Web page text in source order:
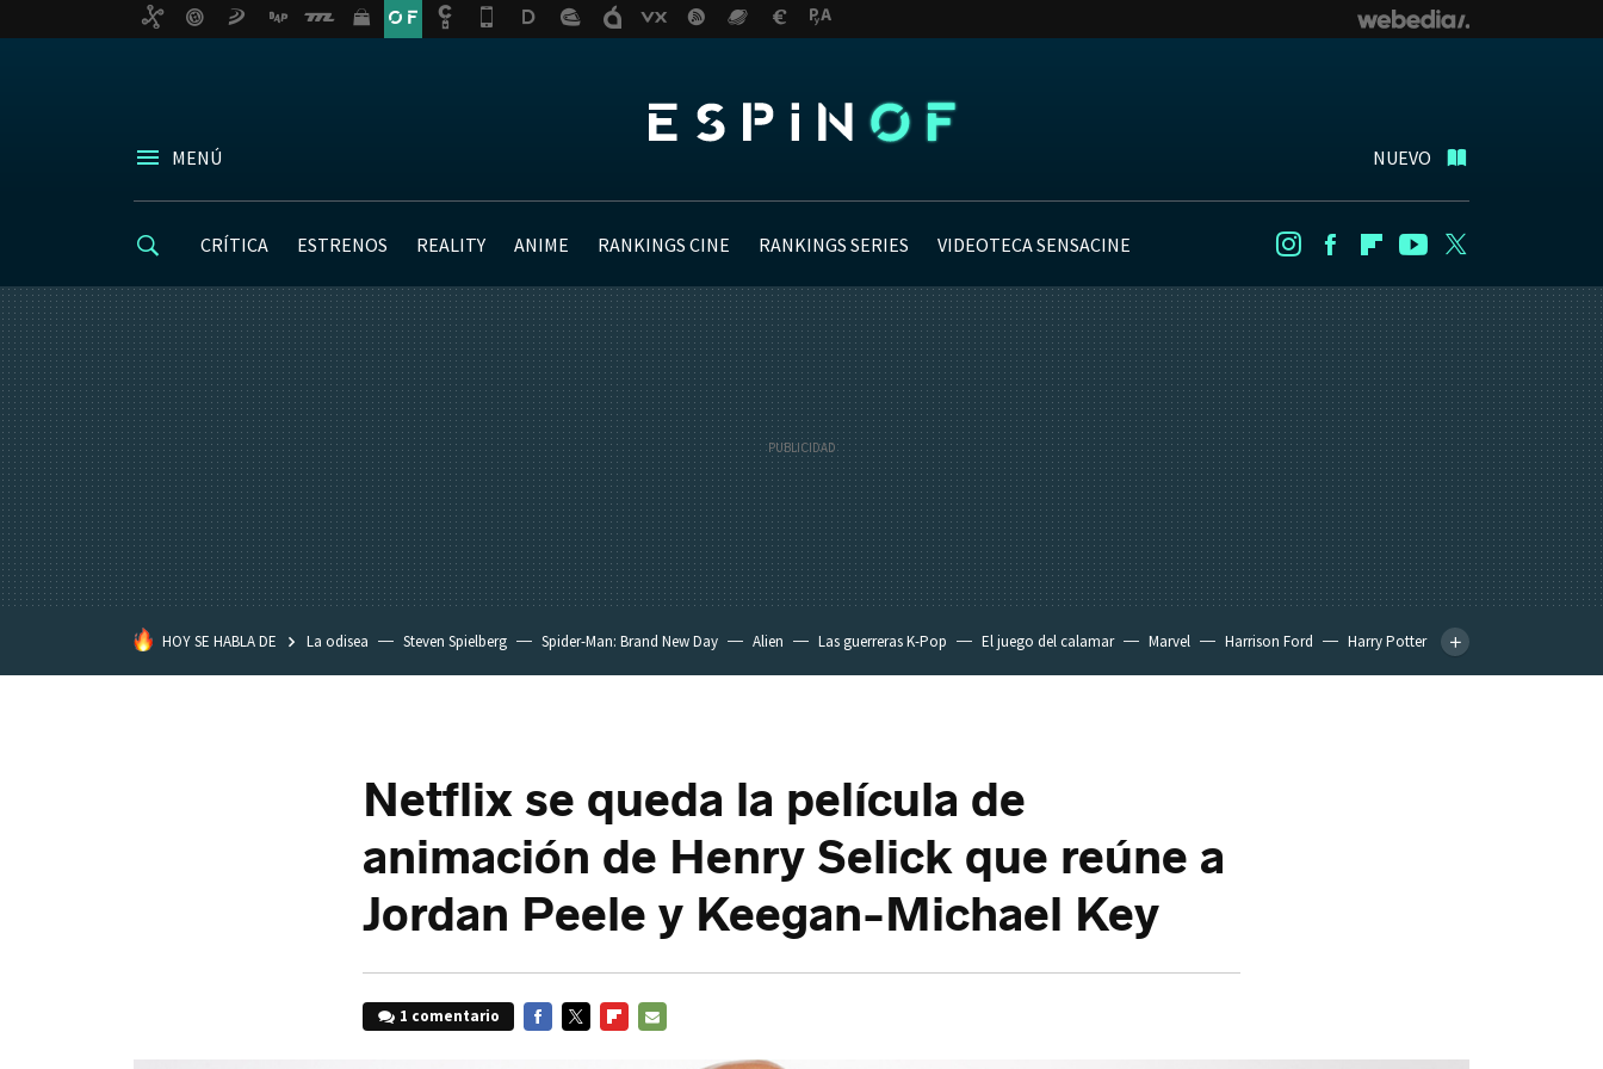
MENÚ NUEVO
CRÍTICA ESTRENOS REALITY ANIME RANKINGS CINE RANKINGS SERIES VIDEOTECA SENSACINE InstagramFacebookFlipboard
Youtube
HOY SE HABLA DE La odisea Steven Spielberg Spider-Man: Brand New Day Alien Las guerreras K-Pop El juego del calamar Marvel Harrison Ford
Harry Potter
Netflix se queda la película de
animación de Henry Selick que reúne a
Jordan Peele y Keegan-Michael Key
1 comentario